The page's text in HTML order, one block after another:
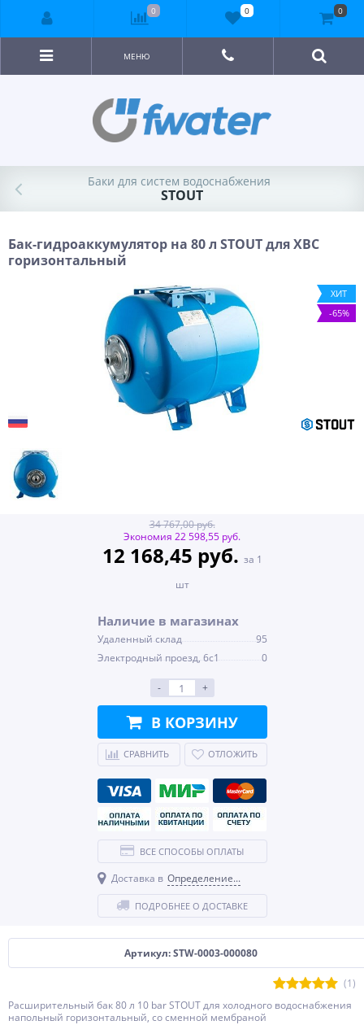
МЕНЮ
Баки для систем водоснабжения
STOUT
Бак-гидроаккумулятор на 80 л STOUT для ХВС
горизонтальный
ХИТ
-65%
Артикул: STW-0003-000080
(1)
Расширительный бак 80 л 10 bar STOUT для холодного водоснабжения
напольный горизонтальный, со сменной мембраной
34 767,00 руб.
Экономия 22 598,55 руб.
12 168,45 руб. за 1
шт
Наличие в магазинах
Удаленный склад
95
Электродный проезд, 6с1
0
- +
В КОРЗИНУ
СРАВНИТЬ ОТЛОЖИТЬ
ВСЕ СПОСОБЫ ОПЛАТЫ
Доставка в Определение...
ПОДРОБНЕЕ О ДОСТАВКЕ
0 0 0